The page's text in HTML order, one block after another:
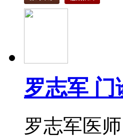
罗志军 门
罗志军医